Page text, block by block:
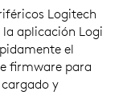
Logitech
la descarga de
la aplicación Logi
enel
firmware para
y